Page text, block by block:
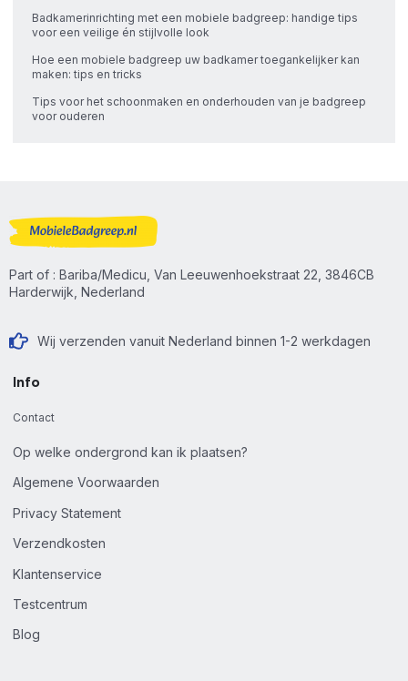
Badkamerinrichting met een mobiele badgreep: handige tips
voor een veilige én stijlvolle look
Hoe een mobiele badgreep uw badkamer toegankelijker kan
maken: tips en tricks
Tips voor het schoonmaken en onderhouden van je badgreep
voor ouderen
Part of : Bariba/Medicu, Van Leeuwenhoekstraat 22, 3846CB
Harderwijk, Nederland
Wij verzenden vanuit Nederland binnen 1-2 werkdagen
Info
Contact
Op welke ondergrond kan ik plaatsen?
Algemene Voorwaarden
Privacy Statement
Verzendkosten
Klantenservice
Testcentrum
Blog